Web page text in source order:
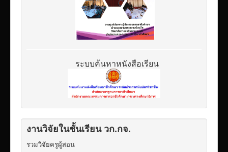
ระบบค้นหาหนังสือเรียน
งานวิจัยในชั้นเรียน วก.กจ.
รวมวิจัยครูผู้สอน